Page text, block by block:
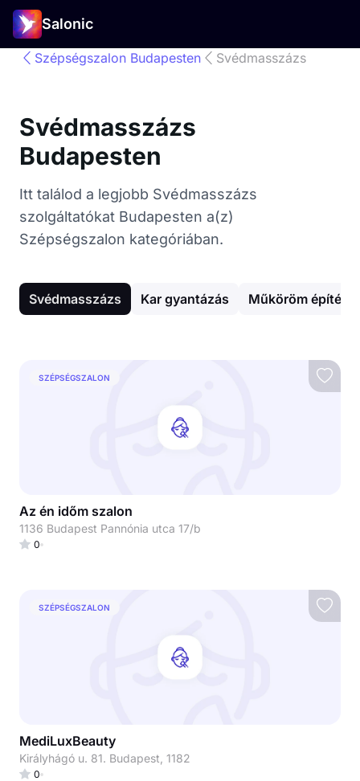
Salonic
Szépségszalon Budapesten Svédmasszázs
Svédmasszázs
Budapesten
Itt találod a legjobb Svédmasszázs
szolgáltatókat Budapesten a(z)
Szépségszalon kategóriában.
Svédmasszázs Kar gyantázás Műköröm építés
SZÉPSÉGSZALON
Az én időm szalon
1136 Budapest Pannónia utca 17/b
0
SZÉPSÉGSZALON
MediLuxBeauty
Királyhágó u. 81. Budapest, 1182
0